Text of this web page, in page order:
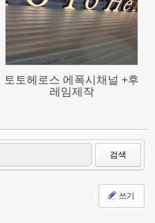
토토헤로스 에폭시채널 +후
레임제작
검색
쓰기